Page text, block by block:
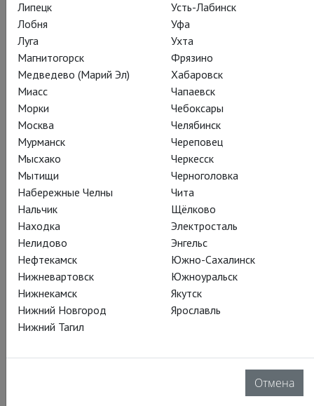
античной каменоломни Санкт-Маргаретен.
Поделиться:
Подписаться на рассылку
СОСТАВ СОЗДАТЕЛИ О СПЕКТАКЛЕ
КАДРЫ
Действующие лица и исполнители
Игорь Морозов
Липецк
Лобня
Луга
Магнитогорск
Медведево (Марий Эл)
Миасс
Морки
Москва
Мурманск
Мысхако
Мытищи
Набережные Челны
Нальчик
Находка
Нелидово
Нефтекамск
Нижневартовск
Нижнекамск
Нижний Новгород
Нижний Тагил
Усть-Лабинск
Уфа
Ухта
Фрязино
Хабаровск
Чапаевск
Чебоксары
Челябинск
Череповец
Черкесск
Черноголовка
Чита
Щёлково
Электросталь
Энгельс
Южно-Сахалинск
Южноуральск
Якутск
Ярославль
Отмена